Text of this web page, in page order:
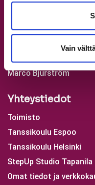
Vain
Rivitanssi – Line
Marco Bjurström
Yhteystiedot
Toimisto
Tanssikoulu Espoo
Tanssikoulu Helsinki
StepUp Studio Tapanila
Omat tiedot ja